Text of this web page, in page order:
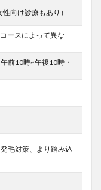
向け診療もあり）
ースによって異な
前10時~午後10時・
毛対策、より踏み込